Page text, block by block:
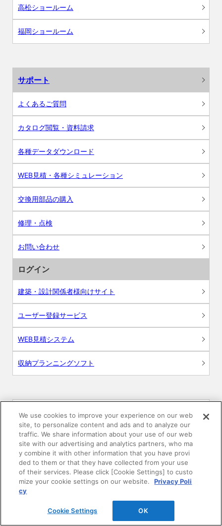
高松ショールーム
福岡ショールーム
サポート
よくあるご質問
カタログ閲覧・資料請求
各種データダウンロード
WEB見積・各種シミュレーション
交換用部品の購入
修理・点検
お問い合わせ
ログイン
建築・設計関係者様向けサイト
ユーザー登録サービス
WEB見積システム
収納プランニングソフト
画像
CAD
BIM用テクスチャー
図面（PDF）
申請関係認定書類
We use cookies to improve your experience on our web
site, to personalize content and ads and to analyze our
traffic. We share information about your use of our web
site with our advertising and analytics partners, who ma
y combine it with other information that you have provi
ded to them or that they have collected from your use
of their services. Please click [Cookie Settings] to custo
mize your cookie settings on our website.
Privacy Poli
cy
Cookie Settings OK